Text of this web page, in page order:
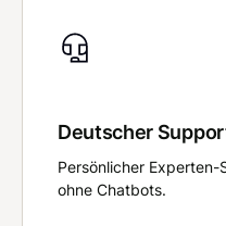
Deutscher
Persönlicher
ohne Chatbots.